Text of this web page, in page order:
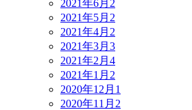
2021年6月 2
2021年5月 2
2021年4月 2
2021年3月 3
2021年2月 4
2021年1月 2
2020年12月 1
2020年11月 2